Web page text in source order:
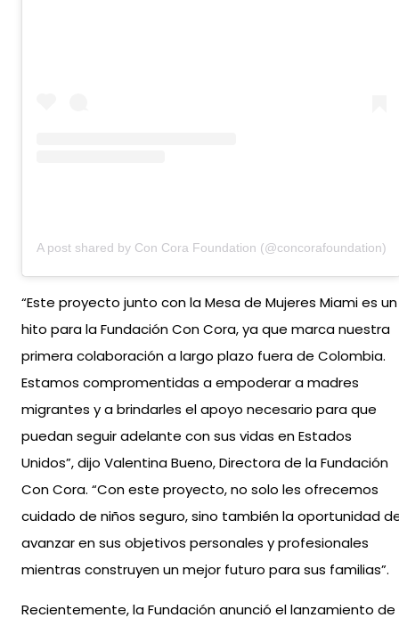
A post shared by Con Cora Foundation (@concorafoundation)
“Este proyecto junto con la Mesa de Mujeres Miami es un
hito para la Fundación Con Cora, ya que marca nuestra
primera colaboración a largo plazo fuera de Colombia.
Estamos compromentidas a empoderar a madres
migrantes y a brindarles el apoyo necesario para que
puedan seguir adelante con sus vidas en Estados
Unidos”, dijo Valentina Bueno, Directora de la Fundación
Con Cora. “Con este proyecto, no solo les ofrecemos
cuidado de niños seguro, sino también la oportunidad
avanzar en sus objetivos personales y profesionales
mientras construyen un mejor futuro para sus familias”.
Recientemente, la Fundación anunció el lanzamiento de